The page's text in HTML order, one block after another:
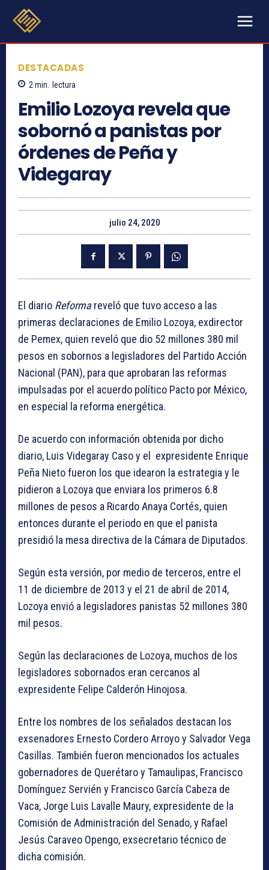
DESTACADAS
2 min. lectura
Emilio Lozoya revela que
sobornó a panistas por
órdenes de Peña y
Videgaray
julio 24, 2020
El diario Reformareveló que tuvo acceso a las
primeras declaraciones de Emilio Lozoya, exdirector
de Pemex, quien reveló que dio 52 millones 380 mil
pesos en sobornos a legisladores del Partido Acción
Nacional (PAN), para que aprobaran las reformas
impulsadas por el acuerdo político Pacto por México,
en especial la reforma energética.
De acuerdo con información obtenida por dicho
diario, Luis Videgaray Caso y el expresidente Enrique
Peña Nieto fueron los que idearon la estrategia y le
pidieron a Lozoya que enviara los primeros 6.8
millones de pesos a Ricardo Anaya Cortés, quien
entonces durante el periodo en que el panista
presidió la mesa directiva de la Cámara de Diputados.
Según esta versión, por medio de terceros, entre el
11 de diciembre de 2013 y el 21 de abril de 2014,
Lozoya envió a legisladores panistas 52 millones 380
mil pesos.
Según las declaraciones de Lozoya, muchos de los
legisladores sobornados eran cercanos al
expresidente Felipe Calderón Hinojosa.
Entre los nombres de los señalados destacan los
exsenadores Ernesto Cordero Arroyo y Salvador Vega
Casillas. También fueron mencionados los actuales
gobernadores de Querétaro y Tamaulipas, Francisco
Domínguez Servién y Francisco García Cabeza de
Vaca, Jorge Luis Lavalle Maury, expresidente de la
Comisión de Administración del Senado, y Rafael
Jesús Caraveo Opengo, exsecretario técnico de
dicha comisión.